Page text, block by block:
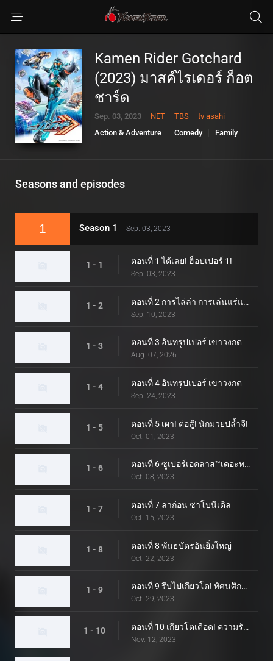
Kamen Rider Gotchard
(2023) มาสค์ไรเดอร์ ก็อต
ชาร์ด
Sep. 03, 2023 NET TBS
tv asahi
Action & Adventure
Comedy
Family
Seasons and episodes
1 Season 1 Sep. 03, 2023
1 - 1 ตอนที่ 1 ได้เลย! ฮ็อปเปอร์ 1!
Sep. 03, 2023
1 - 2 ตอนที่ 2 การไล่ล่า การเล่นแร่แปรธาตุ สเก็ตบอร์ด!
Sep. 10, 2023
1 - 3 ตอนที่ 3 อันทรูปเปอร์ เขาวงกต
Aug. 07, 2026
1 - 4 ตอนที่ 4 อันทรูปเปอร์ เขาวงกต
Sep. 24, 2023
1 - 5 ตอนที่ 5 เผา! ต่อสู้! นักมวยปล้ำจี!
Oct. 01, 2023
1 - 6 ตอนที่ 6 ซูเปอร์เอคลาส™เดอะทวิสต์สตาร์
Oct. 08, 2023
1 - 7 ตอนที่ 7 ลาก่อน ซาโบนีเดิล
Oct. 15, 2023
1 - 8 ตอนที่ 8 พันธบัตรอันยิ่งใหญ่
Oct. 22, 2023
1 - 9 ตอนที่ 9 รีบไปเกียวโต! ทัศนศึกษา!
Oct. 29, 2023
1 - 10 ตอนที่ 10 เกียวโตเดือด! ความรักที่ไหม้เกรียม: เรื่อง Chemy Thunderous
Nov. 12, 2023